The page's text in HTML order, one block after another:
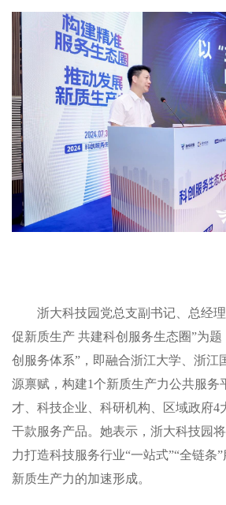
浙大科技园党总支副书记、总经
促新质生产 共建科创服务生态圈”为题
创服务体系”，即融合浙江大学、浙江
源禀赋，构建1个新质生产力公共服务
才、科技企业、科研机构、区域政府4
干款服务产品。她表示，浙大科技园
力打造科技服务行业“一站式”“全链条
新质生产力的加速形成。